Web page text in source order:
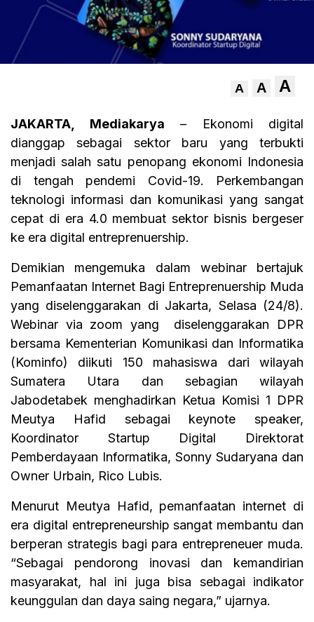
A A A
JAKARTA, Mediakarya – Ekonomi digital
dianggap sebagai sektor baru yang terbukti
menjadi salah satu penopang ekonomi Indonesia
di tengah pendemi Covid-19. Perkembangan
teknologi informasi dan komunikasi yang sangat
cepat di era 4.0 membuat sektor bisnis bergeser
ke era digital entreprenuership.
Demikian mengemuka dalam webinar bertajuk
Pemanfaatan Internet Bagi Entreprenuership Muda
yang diselenggarakan di Jakarta, Selasa (24/8).
Webinar via zoom yang diselenggarakan DPR
bersama Kementerian Komunikasi dan Informatika
(Kominfo) diikuti 150 mahasiswa dari wilayah
Sumatera Utara dan sebagian wilayah
Jabodetabek menghadirkan Ketua Komisi 1 DPR
Meutya Hafid sebagai keynote speaker,
Koordinator Startup Digital Direktorat
Pemberdayaan Informatika, Sonny Sudaryana dan
Owner Urbain, Rico Lubis.
Menurut Meutya Hafid, pemanfaatan internet di
era digital entrepreneurship sangat membantu dan
berperan strategis bagi para entrepreneuer muda.
“Sebagai pendorong inovasi dan kemandirian
masyarakat, hal ini juga bisa sebagai indikator
keunggulan dan daya saing negara,” ujarnya.